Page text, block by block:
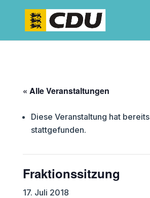
« Alle Veranstaltungen
Diese Veranstaltung hat bereits
stattgefunden.
Fraktionssitzung
17. Juli 2018